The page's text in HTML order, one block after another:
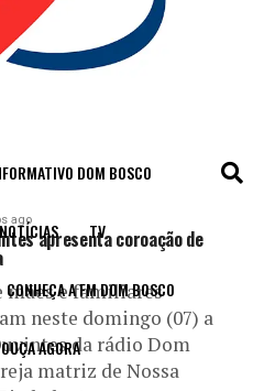
DOM BOSCO
TV
CONHEÇA A FM DOM BOSCO
AGORA
NOSSA SENHORA"
ago
apresenta coroação de
mães e familiares
neste domingo (07) a
da rádio Dom
matriz de Nossa